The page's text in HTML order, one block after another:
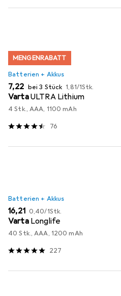
MENGENRABATT
Batterien + Akkus
EUR
7,22 bei 3 Stück EUR
1,81/1Stk.
VartaULTRA Lithium
4 Stk., AAA, 1100 mAh
76
Batterien + Akkus
EUR
16,21 EUR
0,40/1Stk.
Varta Longlife
40 Stk., AAA, 1200 mAh
227